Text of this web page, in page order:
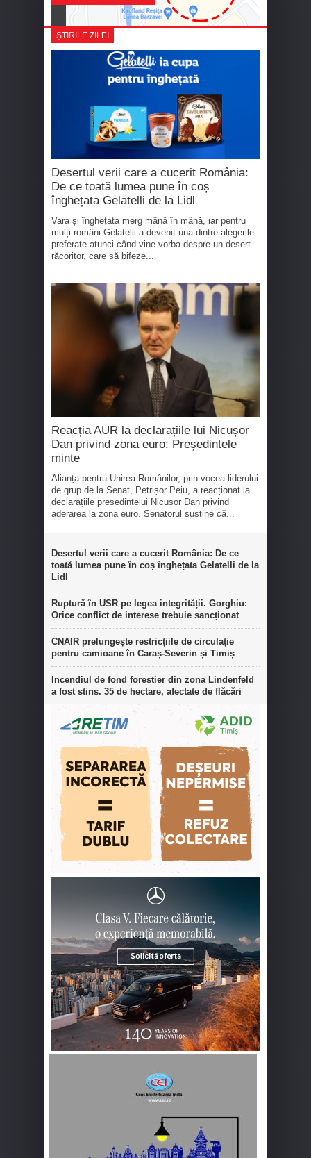
ȘTIRILE ZILEI
Desertul verii care a cucerit România:
De ce toată lumea pune în coș
înghețata Gelatelli de la Lidl
Vara și înghețata merg mână în mână, iar pentru
mulți români Gelatelli a devenit una dintre alegerile
preferate atunci când vine vorba despre un desert
răcoritor, care să bifeze...
Reacția AUR la declarațiile lui Nicușor
Dan privind zona euro: Președintele
minte
Alianța pentru Unirea Românilor, prin vocea liderului
de grup de la Senat, Petrișor Peiu, a reacționat la
declarațiile președintelui Nicușor Dan privind
aderarea la zona euro. Senatorul susține că...
Desertul verii care a cucerit România: De ce
toată lumea pune în coș înghețata Gelatelli de la
Lidl
Ruptură în USR pe legea integrității. Gorghiu:
Orice conflict de interese trebuie sancționat
CNAIR prelungește restricțiile de circulație
pentru camioane în Caraș-Severin și Timiș
Incendiul de fond forestier din zona Lindenfeld
a fost stins. 35 de hectare, afectate de flăcări